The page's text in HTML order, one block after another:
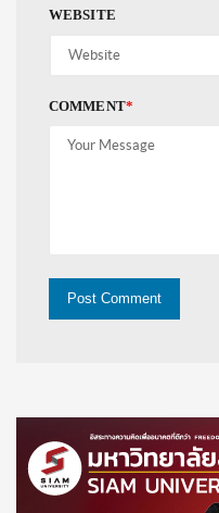
WEBSITE
COMMENT*